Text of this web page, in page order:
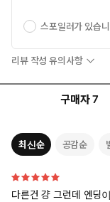
스포일러가 있습
리뷰 작성 유의사항
구매자 7
최신순 공감순
다른건 걍 그런데 엔딩